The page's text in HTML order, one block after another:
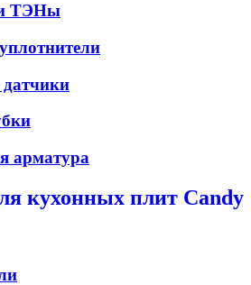
и ТЭНы
арматура
кухонных плит Candy